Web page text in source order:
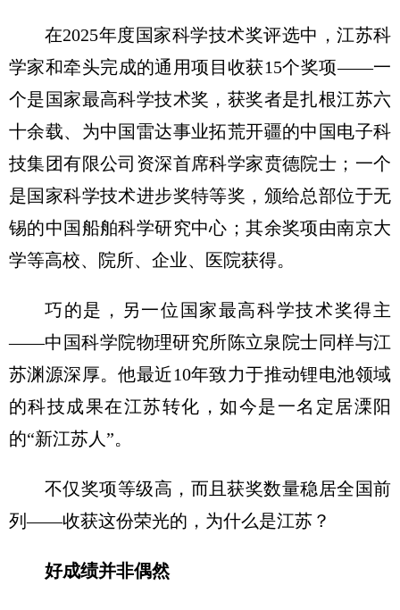
在2025年度国家科学技术奖评选中，江苏科
学家和牵头完成的通用项目收获15个奖项——一
个是国家最高科学技术奖，获奖者是扎根江苏六
十余载、为中国雷达事业拓荒开疆的中国电子科
技集团有限公司资深首席科学家贲德院士；一个
是国家科学技术进步奖特等奖，颁给总部位于无
锡的中国船舶科学研究中心；其余奖项由南京大
学等高校、院所、企业、医院获得。
巧的是，另一位国家最高科学技术奖得主
——中国科学院物理研究所陈立泉院士同样与江
苏渊源深厚。他最近10年致力于推动锂电池领域
的科技成果在江苏转化，如今是一名定居溧阳
的“新江苏人”。
不仅奖项等级高，而且获奖数量稳居全国前
列——收获这份荣光的，为什么是江苏？
好成绩并非偶然